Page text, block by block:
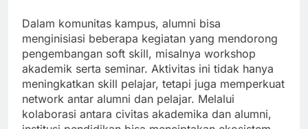
Dalam komunitas kampus, alumni bisa
menginisiasi beberapa kegiatan yang mendorong
pengembangan soft skill, misalnya workshop
akademik serta seminar. Aktivitas ini tidak hanya
meningkatkan skill pelajar, tetapi juga memperkuat
network antar alumni dan pelajar. Melalui
kolaborasi antara civitas akademika dan alumni,